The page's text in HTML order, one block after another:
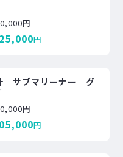
円
円
サブマリーナー グ
円
円